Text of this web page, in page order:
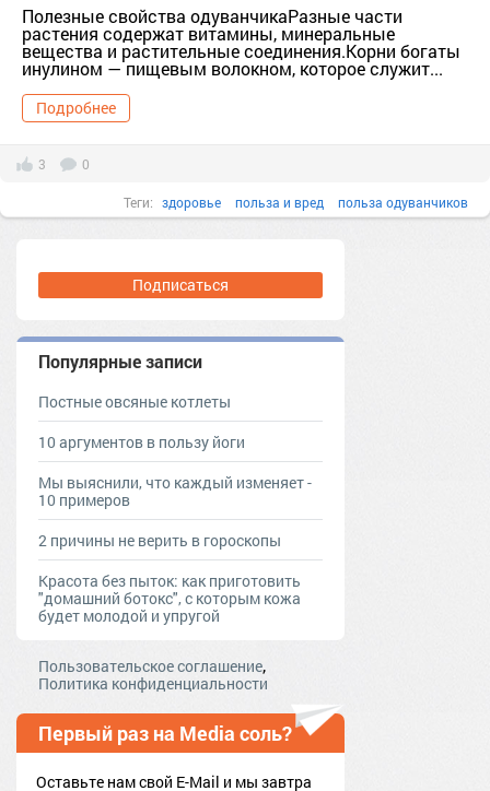
Полезные свойства одуванчикаРазные части
растения содержат витамины, минеральные
вещества и растительные соединения.Корни богаты
инулином — пищевым волокном, которое служит...
Подробнее
3 0
Теги: здоровье польза и вред польза одуванчиков
Подписаться
Популярные записи
Постные овсяные котлеты
10 аргументов в пользу йоги
Мы выяснили, что каждый изменяет -
10 примеров
2 причины не верить в гороскопы
Красота без пыток: как приготовить
"домашний ботокс", с которым кожа
будет молодой и упругой
Пользовательское соглашение,
Политика конфиденциальности
Первый раз на Media соль?
Оставьте нам свой E-Mail и мы завтра